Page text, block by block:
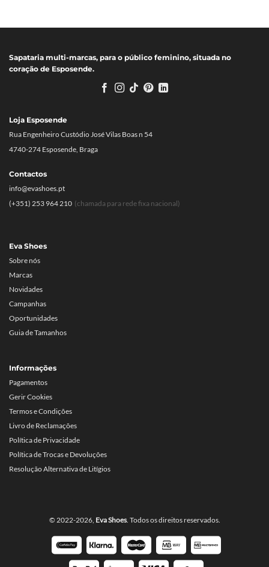
Sapataria multi-marcas, para o público feminino, situada no
coração de Esposende.
Eva Shoes
Sobre nós
Marcas
Novidades
Campanhas
Oportunidades
Guia de Tamanhos
Informações
Pagamentos
Gerir Cookies
Termos e Condições
Livro de Reclamações
Política de Privacidade
Política de Trocas e Devoluções
Resolução Alternativa de Litígios
Loja Esposende
Rua Engenheiro Custódio José Vilas Boas n 54
4740-274 Esposende, Braga
Contactos
info@evashoes.pt
(+351) 253 964 210 (chamada para rede fixa nacional)
© 2022-2026, Eva Shoes. Todos os direitos reservados.